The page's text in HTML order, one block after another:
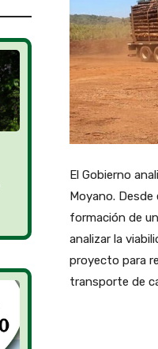
El Gobierno
Moyano.
formación de
analizar la
proyecto para
transporte de